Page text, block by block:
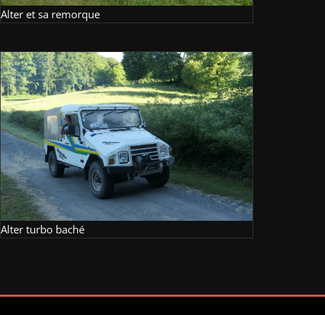
Alter et sa remorque
Alter turbo baché